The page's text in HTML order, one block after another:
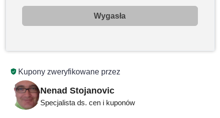
Kupony zweryfikowane przez
Nenad Stojanovic
Specjalista ds. cen i kuponów
Wygasła